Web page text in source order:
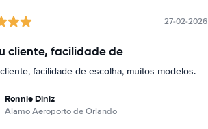
27-02-2026
cliente, facilidade de
facilidade de escolha, muitos modelos.
Ronnie Diniz
Alamo Aeroporto de Orlando